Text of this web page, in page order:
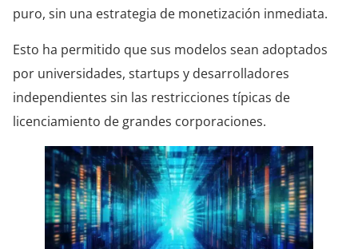
puro, sin una estrategia de monetización inmediata.
Esto ha permitido que sus modelos sean adoptados
por universidades, startups y desarrolladores
independientes sin las restricciones típicas de
licenciamiento de grandes corporaciones.